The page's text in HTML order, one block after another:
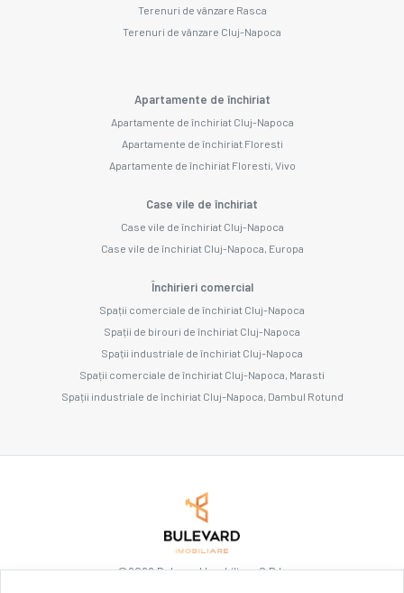
Terenuri de vânzare Rasca
Terenuri de vânzare Cluj-Napoca
Apartamente de închiriat
Apartamente de închiriat Cluj-Napoca
Apartamente de închiriat Floresti
Apartamente de închiriat Floresti, Vivo
Case vile de închiriat
Case vile de închiriat Cluj-Napoca
Case vile de închiriat Cluj-Napoca, Europa
Închirieri comercial
Spații comerciale de închiriat Cluj-Napoca
Spații de birouri de închiriat Cluj-Napoca
Spații industriale de închiriat Cluj-Napoca
Spații comerciale de închiriat Cluj-Napoca, Marasti
Spații industriale de închiriat Cluj-Napoca, Dambul Rotund
©2026Bulevard Imobiliare S.R.L.